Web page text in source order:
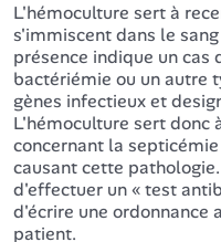
L'hémoculture sert à
s'immiscent dans le
présence indique un cas
bactériémie ou un autre
gènes infectieux et
L'hémoculture sert donc
concernant la
causant cette
d'effectuer un « test
d'écrire une ordonnance
patient.